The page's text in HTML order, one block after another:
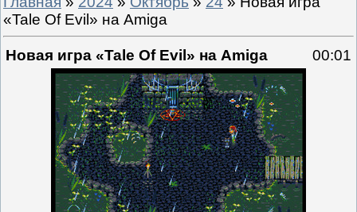
«Tale Of Evil» на Amiga
Новая игра «Tale Of Evil» на Amiga 00:01